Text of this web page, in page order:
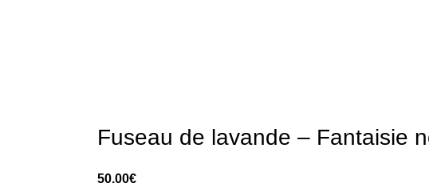
Fuseau de lavande – Fantaisie
50.00€